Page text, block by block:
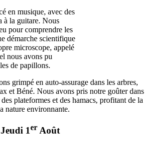
en musique, avec des
à la guitare. Nous
pour comprendre les
démarche scientifique
microscope, appelé
nous avons pu
de papillons.
grimpé en auto-assurage dans les arbres,
et Béné. Nous avons pris notre goûter dans
plateformes et des hamacs, profitant de la
nature environnante.
Jeudi 1erAoût